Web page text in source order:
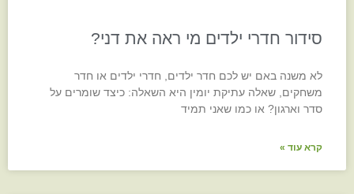
סידור חדרי ילדים מי ראה את דני?
לא משנה באם יש לכם חדר ילדים, חדרי ילדים או חדר
משחקים, שאלה עתיקת יומין היא השאלה: כיצד שומרים על
סדר וארגון? או כמו שאני תמיד
קרא עוד »